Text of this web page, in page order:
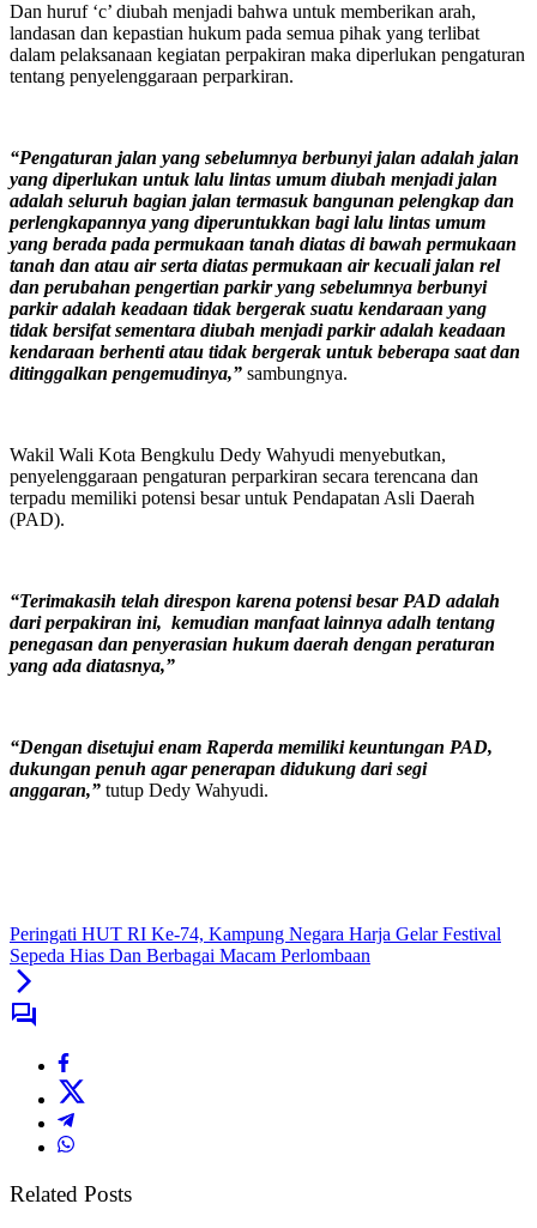
Dan huruf ‘c’ diubah menjadi bahwa untuk memberikan arah,
landasan dan kepastian hukum pada semua pihak yang terlibat
dalam pelaksanaan kegiatan perpakiran maka diperlukan pengaturan
tentang penyelenggaraan perparkiran.
“Pengaturan jalan yang sebelumnya berbunyi jalan adalah jalan
yang diperlukan untuk lalu lintas umum diubah menjadi jalan
adalah seluruh bagian jalan termasuk bangunan pelengkap dan
perlengkapannya yang diperuntukkan bagi lalu lintas umum
yang berada pada permukaan tanah diatas di bawah permukaan
tanah dan atau air serta diatas permukaan air kecuali jalan rel
dan perubahan pengertian parkir yang sebelumnya berbunyi
parkir adalah keadaan tidak bergerak suatu kendaraan yang
tidak bersifat sementara diubah menjadi parkir adalah keadaan
kendaraan berhenti atau tidak bergerak untuk beberapa saat dan
ditinggalkan pengemudinya,” sambungnya.
Wakil Wali Kota Bengkulu Dedy Wahyudi menyebutkan,
penyelenggaraan pengaturan perparkiran secara terencana dan
terpadu memiliki potensi besar untuk Pendapatan Asli Daerah
(PAD).
“Terimakasih telah direspon karena potensi besar PAD adalah
dari perpakiran ini, kemudian manfaat lainnya adalh tentang
penegasan dan penyerasian hukum daerah dengan peraturan
yang ada diatasnya,”
“Dengan disetujui enam Raperda memiliki keuntungan PAD,
dukungan penuh agar penerapan didukung dari segi
anggaran,” tutup Dedy Wahyudi.
Peringati HUT RI Ke-74, Kampung Negara Harja Gelar Festival
Sepeda Hias Dan Berbagai Macam Perlombaan
Related Posts